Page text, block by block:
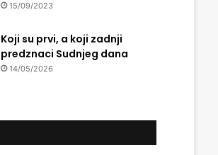
15/09/2023
Koji su prvi, a koji zadnji
predznaci Sudnjeg dana
14/05/2026